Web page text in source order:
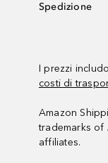
Spedizione
I prezzi
costi di
Amazon
trademarks of
affiliates.